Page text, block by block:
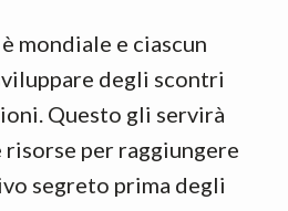
mondiale e ciascun
degli scontri
Questo gli servirà
risorse per raggiungere
segreto prima degli